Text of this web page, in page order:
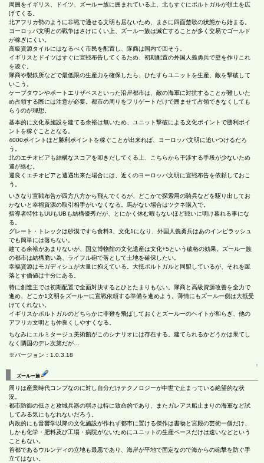
周囲をイギリス、ドイツ、ズールー族に囲まれている上、北もすぐにポルトガルが領土を広
げてくる。
北アフリカ勢のように非戦で通せる文明も居ないため、まさに四面楚歌の状態から始まる。
ヨーロッパ文明との戦争はさけにくい上、ズールー族は滅亡することが多く交易でゴールド
が稼ぎにくい。
高級資源タイルにはなるべく市民を配置し、隊商は国内で回そう。
イギリスとドイツはすぐに宣戦布告してくるため、初期配置の外国人義勇兵で壁を作りこれ
を凌ぐ。
隊商や製鉄所などで最低限の生産力を確保したら、ひたすらユニットを生産、敵を撃破して
いこう。
ケープタウンやポートエリザベスといった沿岸都市は、敵の海軍に対抗することが難しいた
め占領する際には注意が必要。都市の周りをフリゲートだけで囲ませて占領できなくしても
らうのが理想。
基本的に文化系施設を建てる余裕は無いため、ユニット撃破による文化ポイントで勝利ポイ
ントを稼ぐこととなる。
4000ポイントほど勝利ポイントを稼ぐことが出来れば、ヨーロッパ文明に追いつけるだろ
う。
北のエチオピアも結構なスコアを叩きだしてくる上、こちらから干渉する手段が少ないため
運が絡む。
運良くエチオピアと遭遇出来た場合には、近くのヨーロッパ文明に宣戦布告を依頼しておこ
う。
いきなり宣戦布告が四方八方から飛んでくるが、どこかで探索用の騎兵などを駆り出してお
かないと幸福資源の取引相手がいなくなる。馬がない場合はツクネ購入で。
指導者特性もUUもUBも結構優秀だが、とにかく休む暇もないほど戦いに明け暮れる事にな
る。
グレート・トレックは砂漠ですら食料3、文化1になり、外国人義勇兵はあのインピラッシュ
でも簡単には落ちない。
建てる余裕があまりないが、国立博物館の文化遺産は文化+5という破格の効果。ズールー族
の都市は結構脆い為、ライフル砲で落として土地を確保したい。
幸福資源はモガディシュが大量に抱えている。大抵ポルトガルと同盟しているが、それを蹴
落とす価値は十分にある。
特に創造主では初期配置で全面対決するとひとたまりもない。隊商と高級資源改善を全力で
進め、どこか1文明をズールーに宣戦依頼する準備を進めよう。薄情にもズールー側は大抵受
けてくれない。
イギリスかポルトガルのどちらかに非難を飛ばしておくとズールーのヘイトが和らぎ、他の
アフリカ文明とも仲良くしやすくなる。
ちなみにエルミタージュ美術館がこのシナリオには存在する。建てられるかどうかは果てし
なく隣国のデレ次第だが…
※バージョン：1.0.3.18
↑
ズールー族
周りは産業時代コンプなのに対し自分だけテクノロジーが中世で止まっている絶望的な状
況。
都市防御の低さと攻城兵器の弱さは特に致命的であり、またガレアス船止まりの海軍など試
してみる気にもなれないだろう。
内政的にも音響学以降の文化施設が作れず都市に置ける傑作は書物と宮殿の芸術一個だけ、
しかも化学・肥料及び工場・病院がないためにユニットの生産ペースだけは速いなどという
こともない。
首都であるウルンディの立地も最悪であり、海岸が平地で固定なので海からの砲撃を防ぐ手
立てはない。